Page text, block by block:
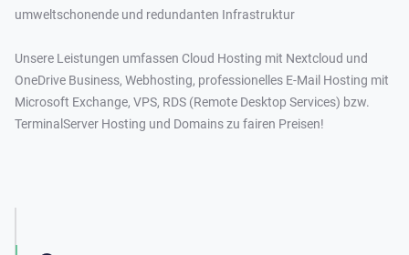
umweltschonende und redundanten Infrastruktur
Unsere Leistungen umfassen Cloud Hosting mit Nextcloud und
OneDrive Business, Webhosting, professionelles E-Mail Hosting mit
Microsoft Exchange, VPS, RDS (Remote Desktop Services) bzw.
TerminalServer Hosting und Domains zu fairen Preisen!